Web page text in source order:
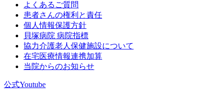
よくあるご質問
患者さんの権利と責任
個人情報保護方針
貝塚病院 病院指標
協力介護老人保健施設について
在宅医療情報連携加算
当院からのお知らせ
公式Youtube